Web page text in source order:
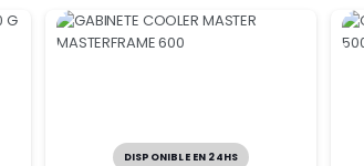
DISPONIBLE EN 24HS